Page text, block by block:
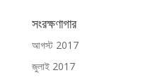
সংরক্ষণাগার
আগস্ট 2017
জুলাই 2017